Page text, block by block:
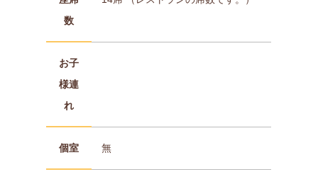
数
お子
様連
れ
個室 無